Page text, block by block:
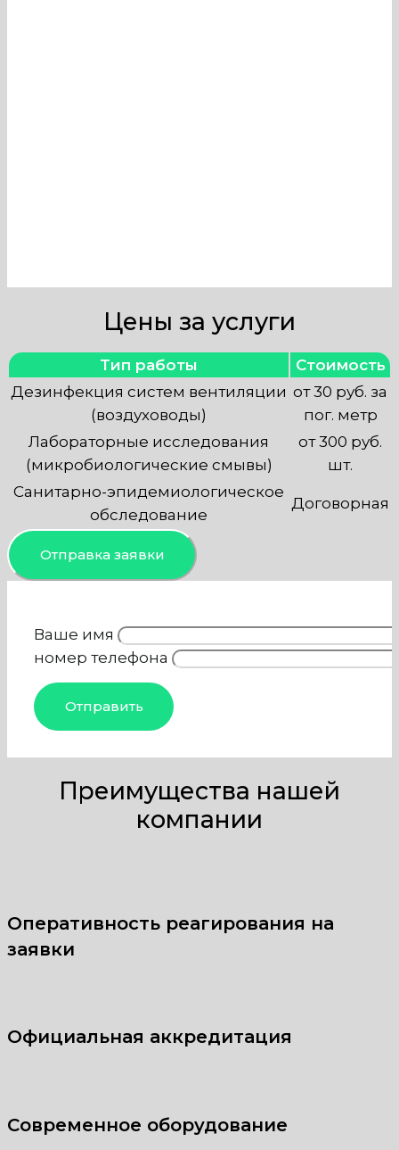
Цены за услуги
Тип работы
Стоимость
Дезинфекция систем вентиляции
(воздуховоды)
от 30 руб. за
пог. метр
Лабораторные исследования
(микробиологические смывы)
от 300 руб.
шт.
Санитарно-эпидемиологическое
обследование
Договорная
Отправка заявки
Ваше имя
номер телефона
Преимущества нашей
компании
Оперативность реагирования на
заявки
Официальная аккредитация
Современное оборудование